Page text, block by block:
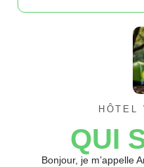
HÔTEL
QUI
Bonjour, je m’appelle